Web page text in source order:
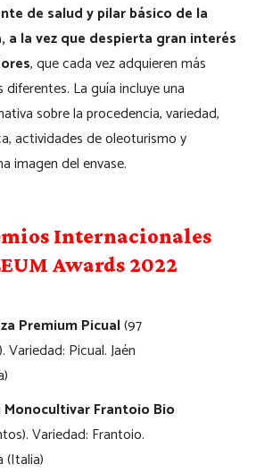
de salud y pilar básico de la
a la vez que despierta gran interés
, que cada vez adquieren más
La guía incluye una
sobre la procedencia, variedad,
actividades de oleoturismo y
imagen del envase.
Internacionales
Awards 2022
Premium Picual(97
Variedad: Picual. Jaén
Monocultivar Frantoio Bio
Variedad: Frantoio.
(Italia)